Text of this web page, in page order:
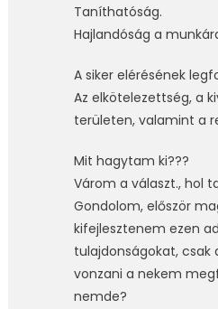
Taníthatóság.
Hajlandóság a
A siker elérésének
Az elkötelezettség, a
területen, valamint a
Mit hagytam ki???
Várom a választ., hol
Gondolom, először
kifejlesztenem ezen
tulajdonságokat,
vonzani a nekem
nemde?